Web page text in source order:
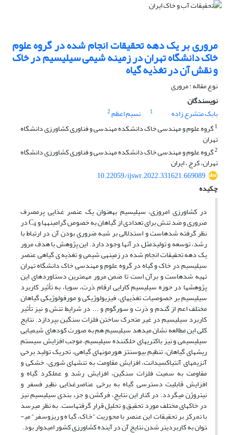
مروری بر یک دهه تحقیقات انجام شده در گروه علوم
خاک دانشگاه تهران در زمینه شیمی سیلیسیم در خاک
و نقش آن در تغذیه گیاه
نوع مقاله : مروری
نویسندگان
بابک متشرع زاده
1 نسیم اعظم2
1گروه علوم و مهندسی خاک دانشکده مهندسی و فناوری کشاورزی دانشگاه
تهران
2گروه علوم و مهندسی خاک دانشکده مهندسی و فناوری کشاورزی دانشگاه
تهران، کرج ، ایران
10.22059/ijswr.2022.331621.669089
چکیده
در کشاورزی امروزی، سیلیسیم به­عنوان یک عنصر غذایی پرمصرف
ضروری و ضد تنش برای تعدادی از گیاهان به خصوص گرامینه­ها و C4 در
نظر گرفته شده­است و استدلالی بر شبه ضروری بودن آن در ارتباط با
رشد، توسعه و تولیدمثل در آن­ها وجود دارد. این پژوهش با هدف مرور
یک دهه تحقیقات انجام شده در زمینه­ی شیمی و تغذیه ­ی گیاهی عنصر
سیلیسیم در خاک و گیاه در گروه علوم و مهندسی خاک دانشگاه تهران
تهیه شده­است و برآن است تا ضمن مرور مهمترین دستاوردهای این
پژوهش­ها در حوزه سیلیسیم­ کارایی ارقام ذرت، سویا، به تأثیر کاربرد
سیلیسیم بر خصوصیات تغذیه­ای، فیزیولوژیکی و مورفولوژیکی گیاهان
مختلف اعم از گندم و ذرت و سورگوم و ... در شرایط تنش و نیز تأثیر
کاربرد سیلیسیم در غیر متحرک ساختن فلزات سنگین بپردازد. نتایج
کلی این مطالعه نشان می­دهد سیلیسیم هم به صورت کودهای شیمیایی
سیلیسیمی و نیز باکتری­های حل­کننده سیلیسیم، موجب افزایش سیستم
ریشه­ای گیاهان، تنظیم بیوسنتز هورمون­های گیاهی، تحریک تولید برخی
آنزیم­های آنتی­اکسیدانت، افزایش مقاومت به تنش­های شوری، خشکی و
مقاومت به سمیت فلزات سنگین، افزایش رشد و عملکرد گیاه و
افزایش قابلیت دسترسی گیاه به برخی عناصرغذایی نظیر فسفر و
نیتروژن می­گردد. در کنار این نتایج، فرکشن و جزء بندی سیلیسیم نیز
در خاک­های مختلف مورد تحقیق و تحلیل قرار گرفته­است. به نظر می­رسد
با تمرکز بر تحقیقات این عنصر با محوریت "خاک، گیاه و ریزوسفر" می­
توان به کاربردی­تر شدن نتایج آن در آینده کشاورزی کشور امیدوار بود.